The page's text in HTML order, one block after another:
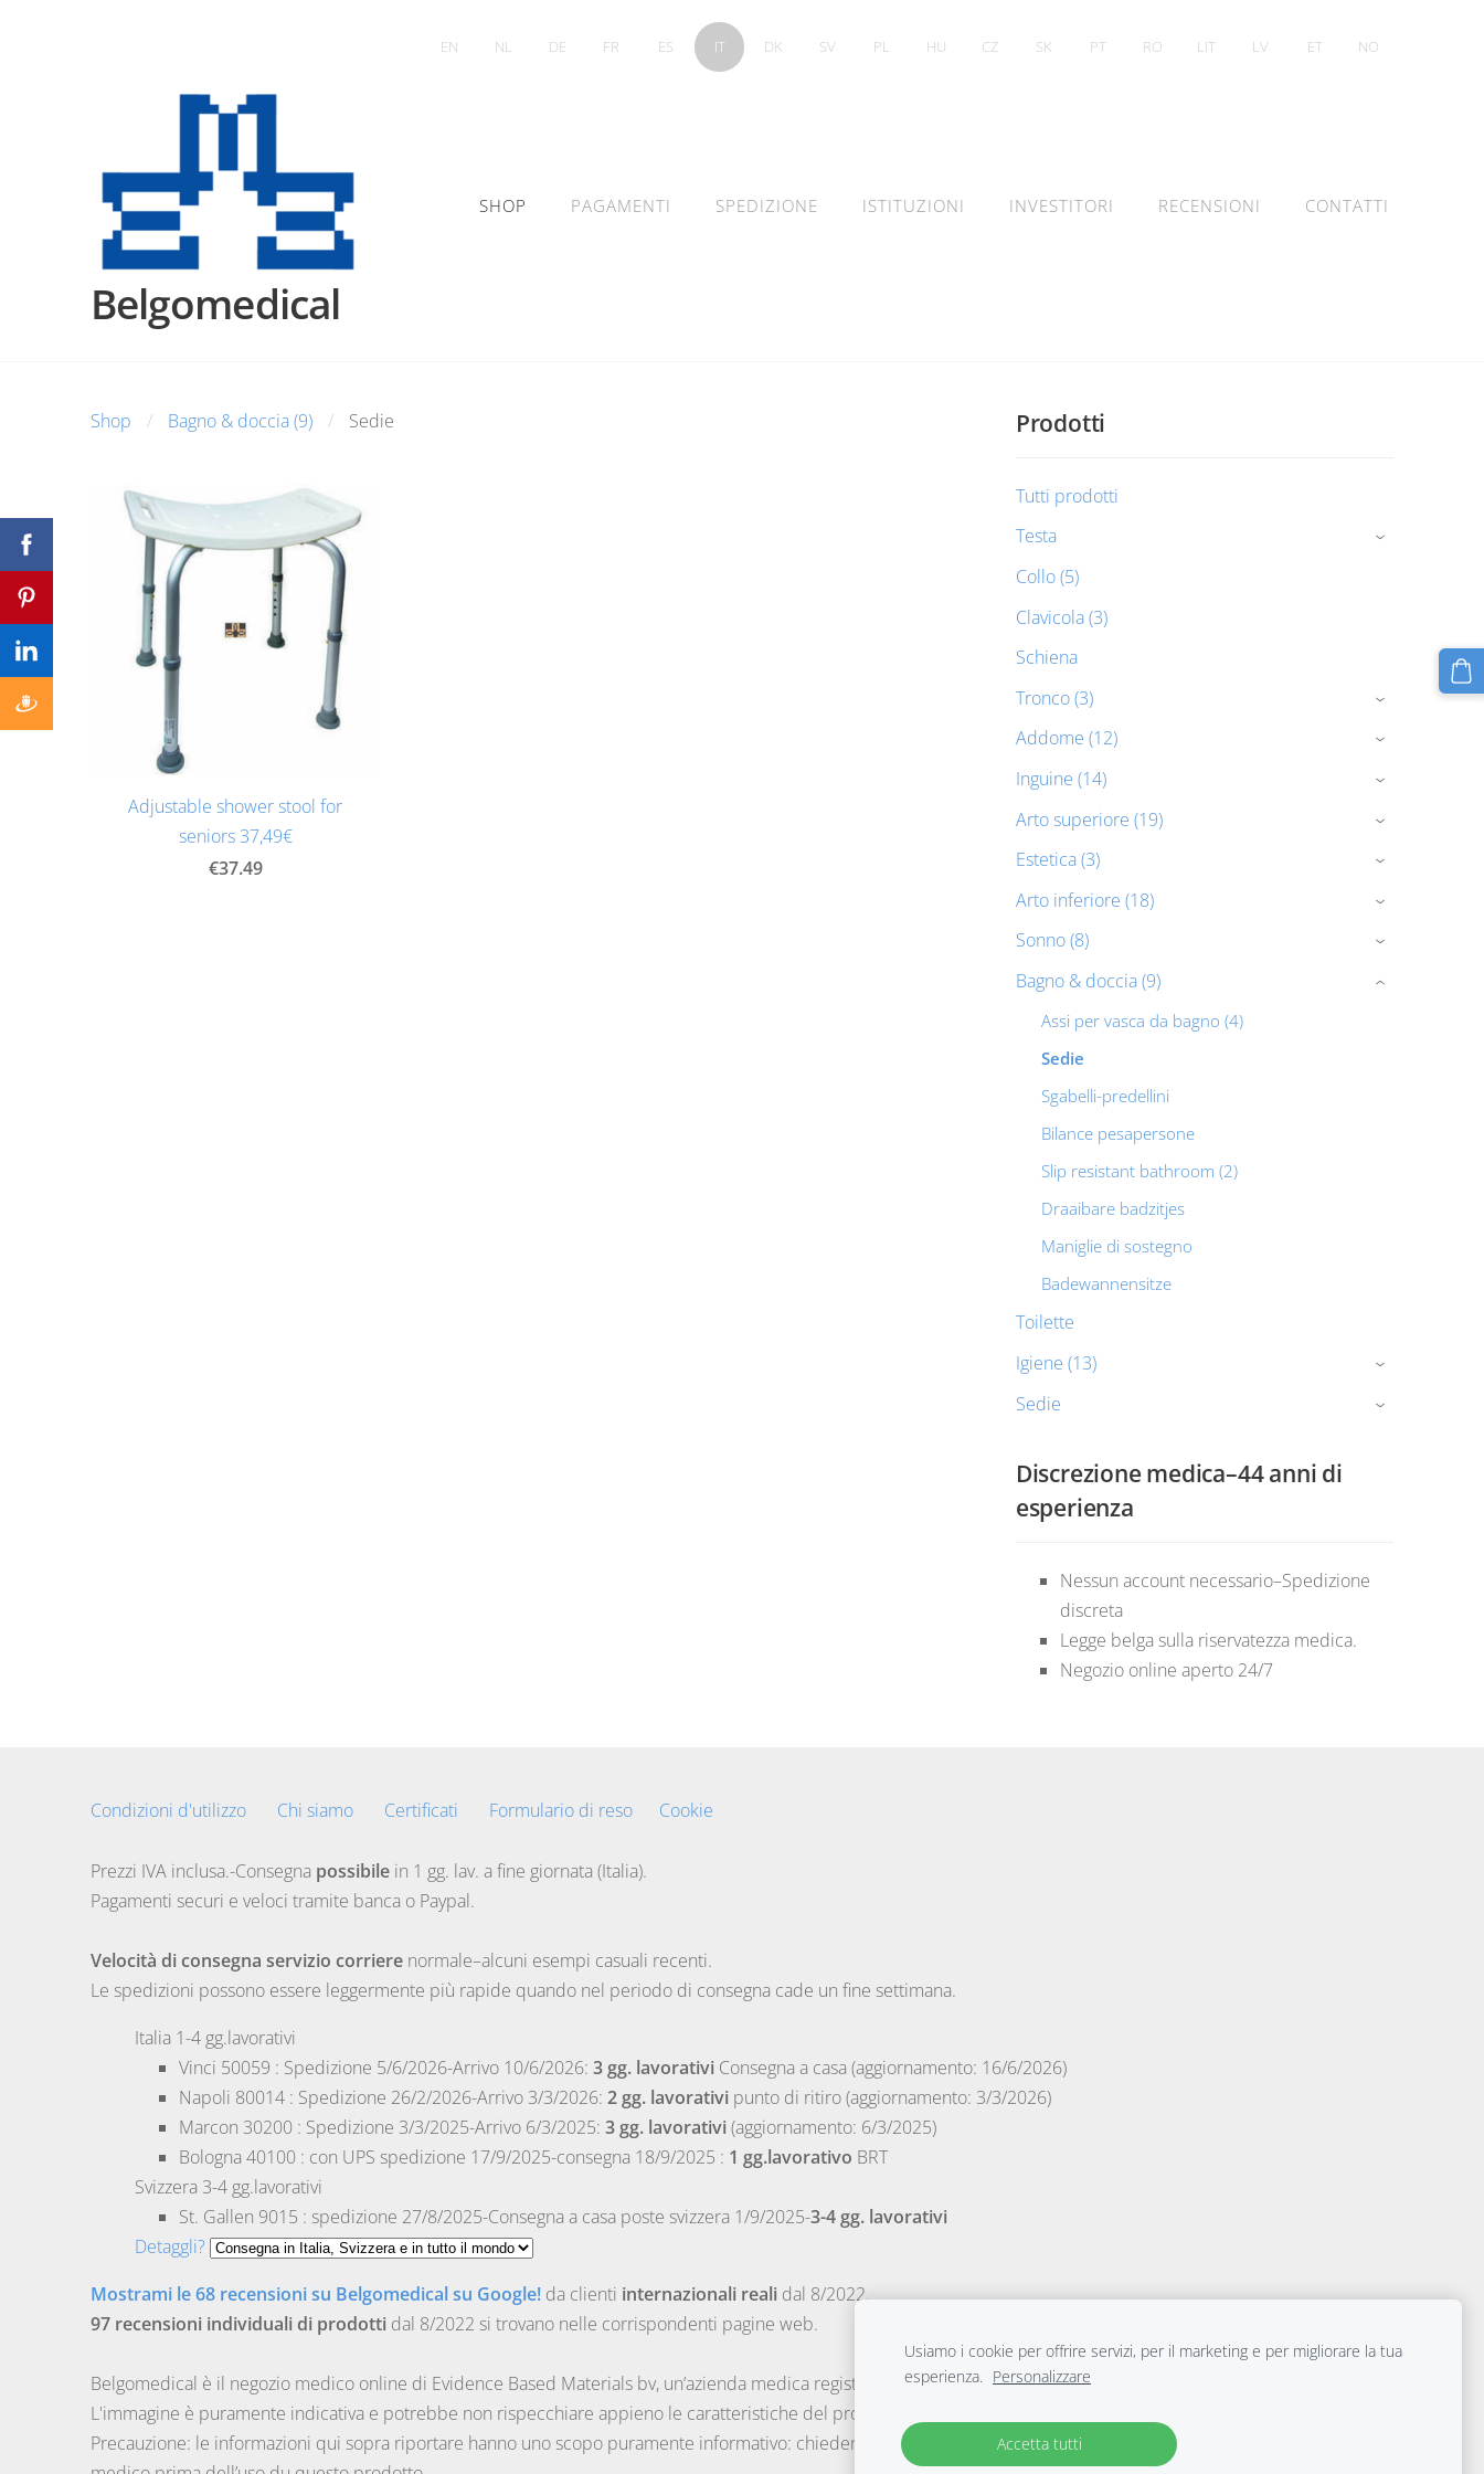
Belgomedical
SHOP PAGAMENTI SPEDIZIONE ISTITUZIONI INVESTITORI RECENSIONI CONTATTI
EN NL DE FR ES IT DK SV PL HU CZ SK PT RO LIT LV ET NO
Prodotti
Tutti prodotti
Testa
›
Collo (5)
Clavicola (3)
Schiena
Tronco (3)
›
Addome (12) ›
Inguine (14) ›
Arto superiore (19) ›
Estetica (3) ›
Arto inferiore (18) ›
Sonno (8) ›
Bagno & doccia (9)
Assi per vasca da bagno (4)
Sedie
Sgabelli-predellini
Bilance pesapersone
Slip resistant bathroom (2)
Draaibare badzitjes
Maniglie di sostegno
Badewannensitze
›
Toilette
Igiene (13)
›
Sedie ›
Discrezione medica–44 anni di
esperienza
Nessun account necessario–Spedizione
discreta
Legge belga sulla riservatezza medica.
Negozio online aperto 24/7
Shop Bagno & doccia (9) Sedie
Adjustable shower stool for
seniors 37,49€
€37.49
Condizioni d'utilizzo Chi siamo Certificati Formulario di reso Cookie
Prezzi IVA inclusa.-Consegna possibile in 1 gg. lav. a fine giornata (Italia).
Pagamenti securi e veloci tramite banca o Paypal.
Velocità di consegna servizio corriere normale–alcuni esempi casuali recenti.
Le spedizioni possono essere leggermente più rapide quando nel periodo di consegna cade un fine settimana.
Italia 1-4 gg.lavorativi
Vinci 50059 : Spedizione 5/6/2026-Arrivo 10/6/2026: 3 gg. lavorativi Consegna a casa (aggiornamento: 16/6/2026)
Napoli 80014 : Spedizione 26/2/2026-Arrivo 3/3/2026: 2 gg. lavorativi punto di ritiro (aggiornamento: 3/3/2026)
Marcon 30200 : Spedizione 3/3/2025-Arrivo 6/3/2025: 3 gg. lavorativi (aggiornamento: 6/3/2025)
Bologna40100 : con UPS spedizione 17/9/2025-consegna 18/9/2025 : 1 gg.lavorativo BRT
Svizzera 3-4 gg.lavorativi
St. Gallen 9015 : spedizione 27/8/2025-Consegna a casa poste svizzera 1/9/2025-3-4 gg. lavorativi
Detaggli?
Mostrami le 68 recensioni su Belgomedical su Google! da clienti internazionali reali dal 8/2022.
97 recensioni individuali di prodotti dal 8/2022 si trovano nelle corrispondenti pagine web.
Belgomedical è il negozio medico online di Evidence Based Materials bv, un’azienda medica registrata con numero di riconoscimento FAGG: BE/CA01/1-11763.
L'immagine è puramente indicativa e potrebbe non rispecchiare appieno le caratteristiche del prodotto.
Precauzione: le informazioni qui sopra riportare hanno uno scopo puramente informativo: chiedere sempre il parere del proprio medico-consigliamo di consultare un
Usiamo i cookie per offrire servizi, per il marketing e per migliorare la tua
esperienza. Personalizzare
Accetta tutti